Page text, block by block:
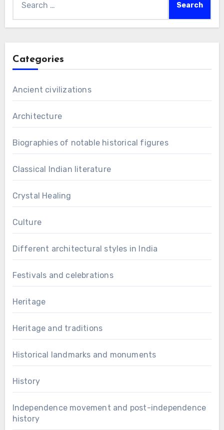
for:
Categories
Ancient civilizations
Architecture
Biographies of notable historical figures
Classical Indian literature
Crystal Healing
Culture
Different architectural styles in India
Festivals and celebrations
Heritage
Heritage and traditions
Historical landmarks and monuments
History
Independence movement and post-independence
history